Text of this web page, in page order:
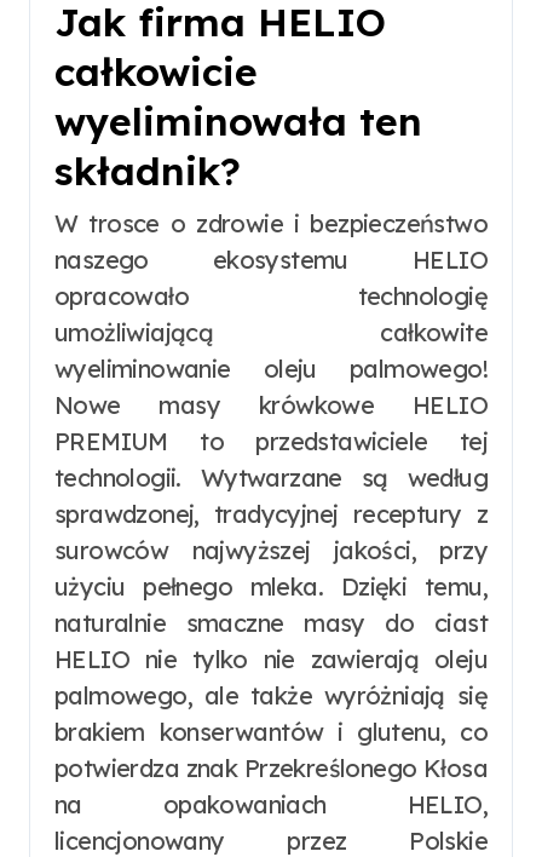
Jak firma HELIO
całkowicie
wyeliminowała ten
składnik?
W trosce o zdrowie i bezpieczeństwo
naszego ekosystemu HELIO
opracowało technologię
umożliwiającą całkowite
wyeliminowanie oleju palmowego!
Nowe masy krówkowe HELIO
PREMIUM to przedstawiciele tej
technologii. Wytwarzane są według
sprawdzonej, tradycyjnej receptury z
surowców najwyższej jakości, przy
użyciu pełnego mleka. Dzięki temu,
naturalnie smaczne masy do ciast
HELIO nie tylko nie zawierają oleju
palmowego, ale także wyróżniają się
brakiem konserwantów i glutenu, co
potwierdza znak Przekreślonego Kłosa
na opakowaniach HELIO,
licencjonowany przez Polskie